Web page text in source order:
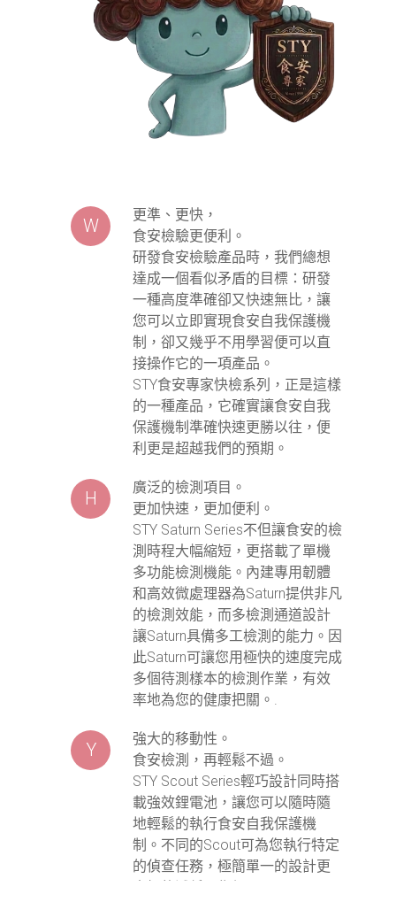
W
更準、更快，
食安檢驗更便利。
研發食安檢驗產品時，我們總想
達成一個看似矛盾的目標：研發
一種高度準確卻又快速無比，讓
您可以立即實現食安自我保護機
制，卻又幾乎不用學習便可以直
接操作它的一項產品。
STY食安專家快檢系列，正是這樣
的一種產品，它確實讓食安自我
保護機制準確快速更勝以往，便
利更是超越我們的預期。
H
廣泛的檢測項目。
更加快速，更加便利。
STY Saturn Series不但讓食安的檢
測時程大幅縮短，更搭載了單機
多功能檢測機能。內建專用韌體
和高效微處理器為Saturn提供非凡
的檢測效能，而多檢測通道設計
讓Saturn具備多工檢測的能力。因
此Saturn可讓您用極快的速度完成
多個待測樣本的檢測作業，有效
率地為您的健康把關。.
Y
強大的移動性。
食安檢測，再輕鬆不過。
STY Scout Series輕巧設計同時搭
載強效鋰電池，讓您可以隨時隨
地輕鬆的執行食安自我保護機
制。不同的Scout可為您執行特定
的偵查任務，極簡單一的設計更